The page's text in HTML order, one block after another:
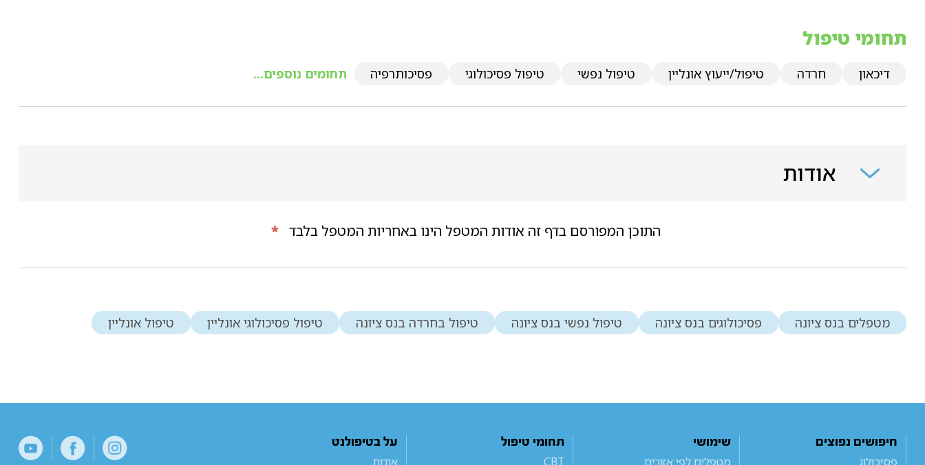
תחומי טיפול
דיכאון חרדה טיפול/ייעוץ אונליין טיפול נפשי טיפול פסיכולוגי פסיכותרפיה תחומים נוספים...
אודות
* התוכן המפורסם בדף זה אודות המטפל הינו באחריות המטפל בלבד
מטפלים בנס ציונה פסיכולוגים בנס ציונה טיפול נפשי בנס ציונה טיפול בחרדה בנס ציונה טיפול פסיכולוגי אונליין טיפול אונליין
חיפושים נפוצים
פסיכולוג
שימושי
מטפלים לפי אזורים
תחומי טיפול
CBT
על בטיפולנט
אודות